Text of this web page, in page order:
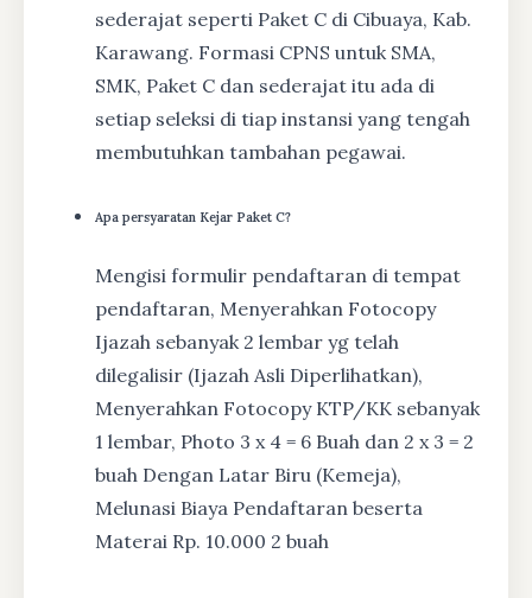
sederajat seperti Paket C di Cibuaya, Kab.
Karawang. Formasi CPNS untuk SMA,
SMK, Paket C dan sederajat itu ada di
setiap seleksi di tiap instansi yang tengah
membutuhkan tambahan pegawai.
Apa persyaratan Kejar Paket C?
Mengisi formulir pendaftaran di tempat
pendaftaran, Menyerahkan Fotocopy
Ijazah sebanyak 2 lembar yg telah
dilegalisir (Ijazah Asli Diperlihatkan),
Menyerahkan Fotocopy KTP/KK sebanyak
1 lembar, Photo 3 x 4 = 6 Buah dan 2 x 3 = 2
buah Dengan Latar Biru (Kemeja),
Melunasi Biaya Pendaftaran beserta
Materai Rp. 10.000 2 buah